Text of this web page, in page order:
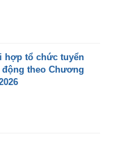
hợp tổ chức tuyển
theo Chương